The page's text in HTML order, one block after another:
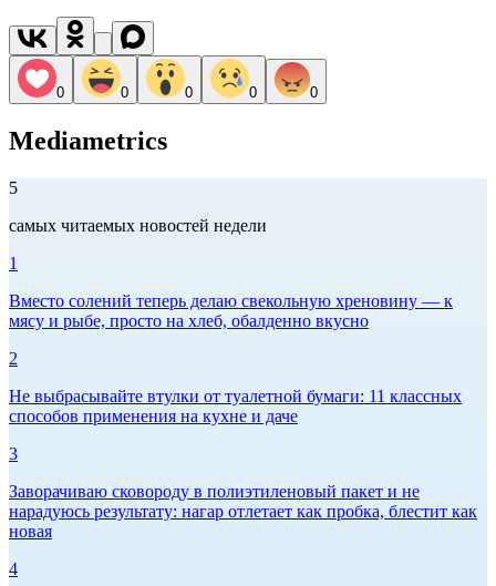
0 0 0 0 0
Mediametrics
5
самых читаемых новостей недели
1
Вместо солений теперь делаю свекольную хреновину — к
мясу и рыбе, просто на хлеб, обалденно вкусно
2
Не выбрасывайте втулки от туалетной бумаги: 11 классных
способов применения на кухне и даче
3
Заворачиваю сковороду в полиэтиленовый пакет и не
нарадуюсь результату: нагар отлетает как пробка, блестит как
новая
4